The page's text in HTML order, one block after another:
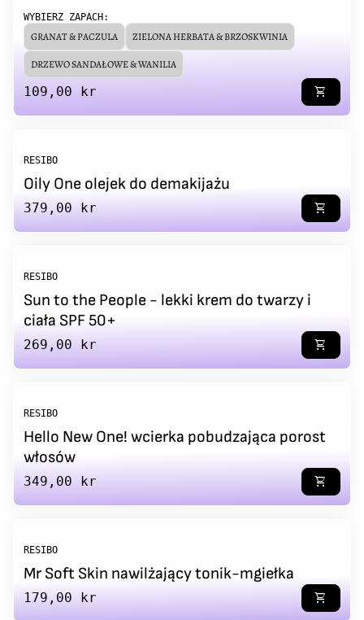
WYBIERZ ZAPACH:
GRANAT & PACZULA ZIELONA HERBATA & BRZOSKWINIA
DRZEWO SANDAŁOWE & WANILIA
Regular price
109,00 kr shopping_cart
RESIBO
Oily One olejek do demakijażu
Regular price
379,00 kr shopping_cart
RESIBO
Sun to the People - lekki krem do twarzy i
ciała SPF 50+
Regular price
269,00 kr shopping_cart
RESIBO
Hello New One! wcierka pobudzająca porost
włosów
Regular price
349,00 kr shopping_cart
RESIBO
Mr Soft Skin nawilżający tonik-mgiełka
Regular price
179,00 kr shopping_cart